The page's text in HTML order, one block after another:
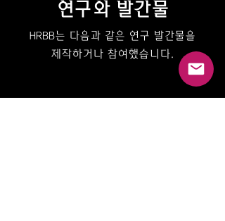
연구와 발간물
HRBB는 다음과 같은 연구 발간물을
제작하거나 참여했습니다.